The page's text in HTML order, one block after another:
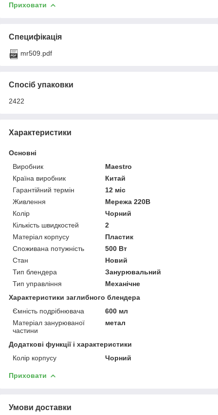
Приховати
Специфікація
mr509.pdf
Спосіб упаковки
2422
Характеристики
Основні
Виробник
Maestro
Країна виробник
Китай
Гарантійний термін
12 міс
Живлення
Мережа 220В
Колір
Чорний
Кількість швидкостей
2
Матеріал корпусу
Пластик
Споживана потужність
500 Вт
Стан
Новий
Тип блендера
Занурювальний
Тип управління
Механічне
Характеристики заглибного блендера
Ємність подрібнювача
600 мл
Матеріал занурюваної
частини
метал
Додаткові функції і характеристики
Колір корпусу
Чорний
Приховати
Умови доставки